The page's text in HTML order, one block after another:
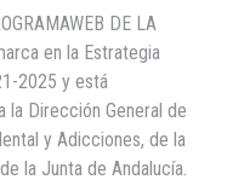
DE LA
en la Estrategia
2025 y está
la Dirección General de
y Adicciones, de la
la Junta de Andalucía.